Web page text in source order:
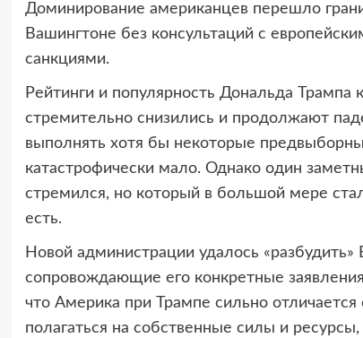
Доминирование американцев перешло
Вашингтоне без консультаций с
санкциями.
Рейтинги и популярность Дональда
стремительно снизились и продолжают
выполнять хотя бы некоторые
катастрофически мало. Однако один
стремился, но который в большой мере
есть.
Новой администрации удалось
сопровождающие его конкретные
что Америка при Трампе сильно
полагаться на собственные силы и